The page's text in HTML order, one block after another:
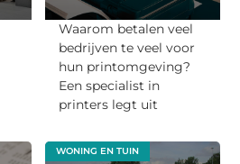
Waarom betalen veel
bedrijven te veel voor
hun printomgeving?
Een specialist in
printers legt uit
WONING EN TUIN